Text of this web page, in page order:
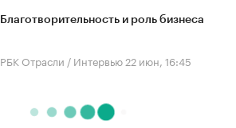
Благотворительность и роль бизнеса
РБК Отрасли / Интервью 22 июн, 16:45